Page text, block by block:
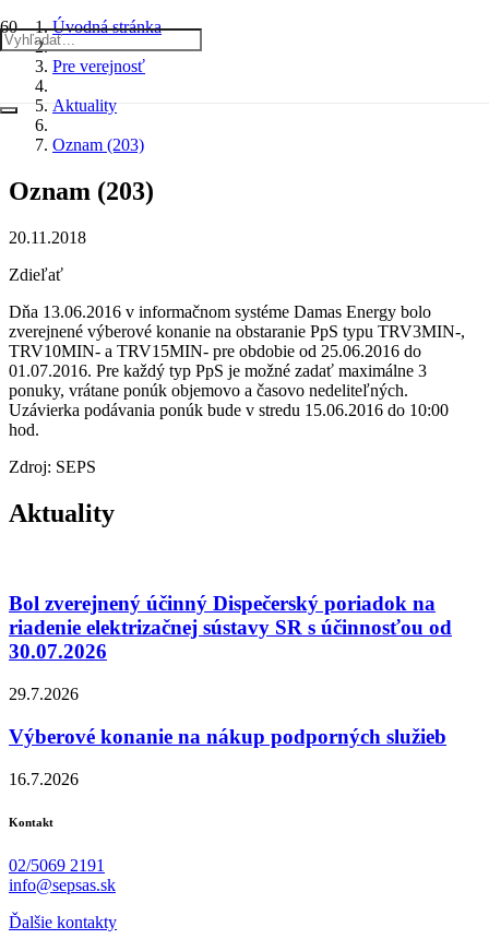
Úvodná stránka
Pre verejnosť
Aktuality
Oznam (203)
Oznam (203)
20.11.2018
Zdieľať
Dňa 13.06.2016 v informačnom systéme Damas Energy bolo
zverejnené výberové konanie na obstaranie PpS typu TRV3MIN-,
TRV10MIN- a TRV15MIN- pre obdobie od 25.06.2016 do
01.07.2016. Pre každý typ PpS je možné zadať maximálne 3
ponuky, vrátane ponúk objemovo a časovo nedeliteľných.
Uzávierka podávania ponúk bude v stredu 15.06.2016 do 10:00
hod.
Zdroj: SEPS
Aktuality
Bol zverejnený účinný Dispečerský poriadok na
riadenie elektrizačnej sústavy SR s účinnosťou od
30.07.2026
29.7.2026
Výberové konanie na nákup podporných služieb
16.7.2026
Kontakt
02/5069 2191
info@sepsas.sk
Ďalšie kontakty